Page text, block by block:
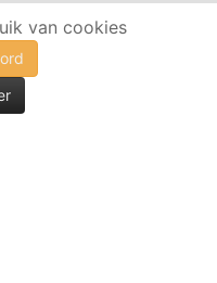
van cookies